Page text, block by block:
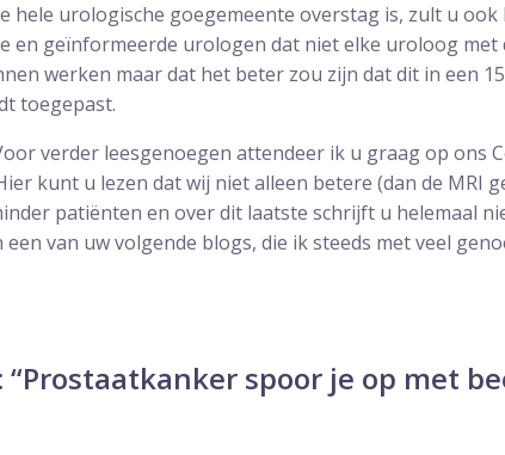
hele urologische goegemeente overstag is, zult u ook
en geïnformeerde urologen dat niet elke uroloog met
werken maar dat het beter zou zijn dat dit in een
toegepast.
verder leesgenoegen attendeer ik u graag op ons
kunt u lezen dat wij niet alleen betere (dan de MRI
patiënten en over dit laatste schrijft u helemaal
van uw volgende blogs, die ik steeds met veel
“Prostaatkanker spoor je op met